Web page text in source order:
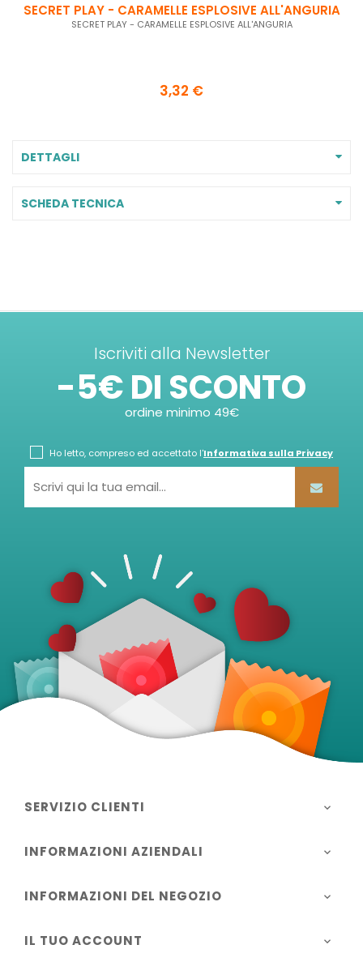
SECRET PLAY - CARAMELLE ESPLOSIVE ALL'ANGURIA
SECRET PLAY - CARAMELLE ESPLOSIVE ALL'ANGURIA
3,32 €
DETTAGLI
SCHEDA TECNICA
Iscriviti alla Newsletter
-5€ DI SCONTO
ordine minimo 49€
Ho letto, compreso ed accettato l'Informativa sulla Privacy
SERVIZIO CLIENTI 
INFORMAZIONI AZIENDALI 
INFORMAZIONI DEL NEGOZIO 
IL TUO ACCOUNT 